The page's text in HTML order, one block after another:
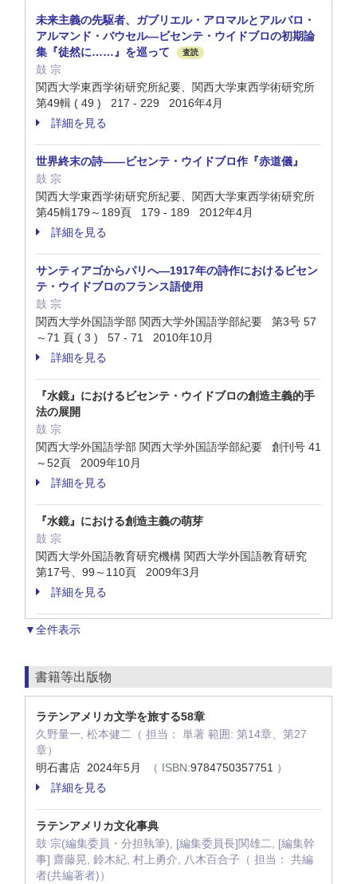
未来主義の先駆者、ガブリエル・アロマルとアルバロ・
アルマンド・バウセル―ビセンテ・ウイドブロの初期論
集『徒然に……』を巡って
査読
鼓 宗
関西大学東西学術研究所紀要、関西大学東西学術研究所
第49輯 ( 49 ) 217 - 229 2016年4月
詳細を見る
世界終末の詩――ビセンテ・ウイドブロ作『赤道儀』
鼓 宗
関西大学東西学術研究所紀要、関西大学東西学術研究所
第45輯179～189頁 179 - 189 2012年4月
詳細を見る
サンティアゴからパリへ―1917年の詩作におけるビセン
テ・ウイドブロのフランス語使用
鼓 宗
関西大学外国語学部 関西大学外国語学部紀要 第3号 57
～71 頁 ( 3 ) 57 - 71 2010年10月
詳細を見る
『水鏡』におけるビセンテ・ウイドブロの創造主義的手
法の展開
鼓 宗
関西大学外国語学部 関西大学外国語学部紀要 創刊号 41
～52頁 2009年10月
詳細を見る
『水鏡』における創造主義の萌芽
鼓 宗
関西大学外国語教育研究機構 関西大学外国語教育研究
第17号、99～110頁 2009年3月
詳細を見る
▼全件表示
書籍等出版物
ラテンアメリカ文学を旅する58章
久野量一, 松本健二（ 担当： 単著 範囲: 第14章、第27
章）
明石書店 2024年5月
（ ISBN:9784750357751 ）
詳細を見る
ラテンアメリカ文化事典
鼓 宗(編集委員・分担執筆), [編集委員長]関雄二, [編集幹
事] 齋藤晃, 鈴木紀, 村上勇介, 八木百合子（ 担当： 共編
者(共編著者)）